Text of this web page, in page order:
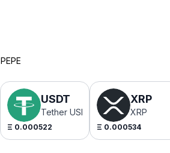
PEPE
USDT
Tether USDt
Ξ 0.000522
XRP
XRP
Ξ 0.000534